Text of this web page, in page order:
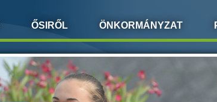
ŐSIRŐL ÖNKORMÁNYZAT